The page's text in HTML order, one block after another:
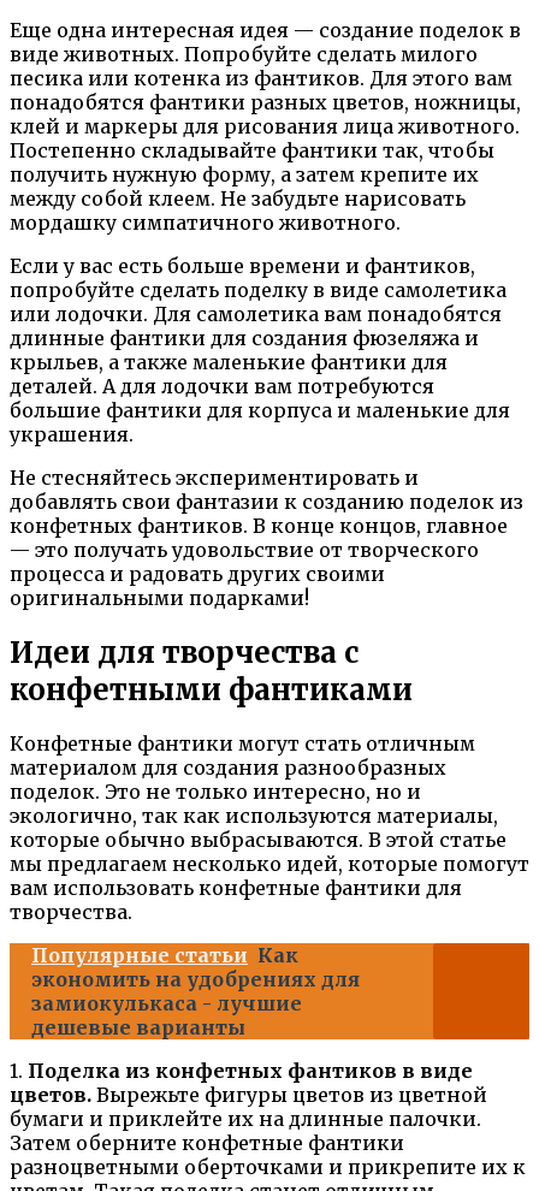
Еще одна интересная идея — создание поделок в
виде животных. Попробуйте сделать милого
песика или котенка из фантиков. Для этого вам
понадобятся фантики разных цветов, ножницы,
клей и маркеры для рисования лица животного.
Постепенно складывайте фантики так, чтобы
получить нужную форму, а затем крепите их
между собой клеем. Не забудьте нарисовать
мордашку симпатичного животного.
Если у вас есть больше времени и фантиков,
попробуйте сделать поделку в виде самолетика
или лодочки. Для самолетика вам понадобятся
длинные фантики для создания фюзеляжа и
крыльев, а также маленькие фантики для
деталей. А для лодочки вам потребуются
большие фантики для корпуса и маленькие для
украшения.
Не стесняйтесь экспериментировать и
добавлять свои фантазии к созданию поделок из
конфетных фантиков. В конце концов, главное
— это получать удовольствие от творческого
процесса и радовать других своими
оригинальными подарками!
Идеи для творчества с
конфетными фантиками
Конфетные фантики могут стать отличным
материалом для создания разнообразных
поделок. Это не только интересно, но и
экологично, так как используются материалы,
которые обычно выбрасываются. В этой статье
мы предлагаем несколько идей, которые помогут
вам использовать конфетные фантики для
творчества.
Популярные статьи Как
экономить на удобрениях для
замиокулькаса - лучшие
дешевые варианты
1. Поделка из конфетных фантиков в виде
цветов. Вырежьте фигуры цветов из цветной
бумаги и приклейте их на длинные палочки.
Затем оберните конфетные фантики
разноцветными оберточками и прикрепите их к